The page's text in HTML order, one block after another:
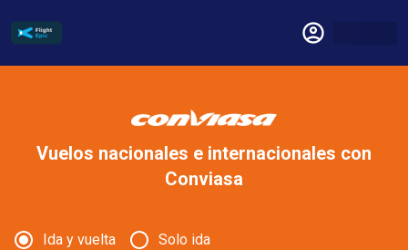
Vuelos nacionales e internacionales con
Conviasa
Ida y vuelta Solo ida